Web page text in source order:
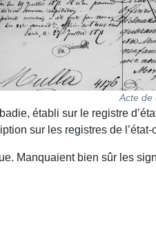
Acte de
établi sur le registre
sur les registres de l’état-
Manquaient bien sûr les